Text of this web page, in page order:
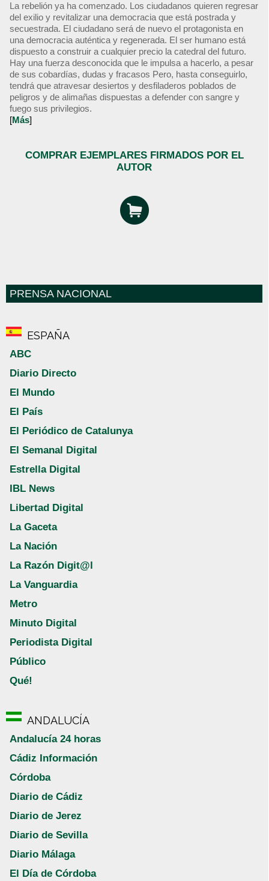
La rebelión ya ha comenzado. Los ciudadanos quieren regresar
del exilio y revitalizar una democracia que está postrada y
secuestrada. El ciudadano será de nuevo el protagonista en
una democracia auténtica y regenerada. El ser humano está
dispuesto a construir a cualquier precio la catedral del futuro.
Hay una fuerza desconocida que le impulsa a hacerlo, a pesar
de sus cobardías, dudas y fracasos Pero, hasta conseguirlo,
tendrá que atravesar desiertos y desfiladeros poblados de
peligros y de alimañas dispuestas a defender con sangre y
fuego sus privilegios.
[Más]
COMPRAR EJEMPLARES FIRMADOS POR EL
AUTOR
PRENSA NACIONAL
ESPAÑA
ABC
Diario Directo
El Mundo
El País
El Periódico de Catalunya
El Semanal Digital
Estrella Digital
IBL News
Libertad Digital
La Gaceta
La Nación
La Razón Digit@l
La Vanguardia
Metro
Minuto Digital
Periodista Digital
Público
Qué!
ANDALUCÍA
Andalucía 24 horas
Cádiz Información
Córdoba
Diario de Cádiz
Diario de Jerez
Diario de Sevilla
Diario Málaga
El Día de Córdoba